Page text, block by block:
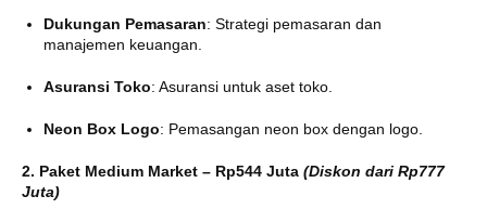
Dukungan Pemasaran: Strategi pemasaran dan
manajemen keuangan.
Asuransi Toko: Asuransi untuk aset toko.
Neon Box Logo: Pemasangan neon box dengan logo.
2. Paket Medium Market – Rp544 Juta (Diskon dari Rp777
Juta)